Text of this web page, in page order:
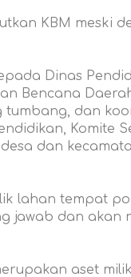
KBM meski
Dinas
Bencana Daerah
tumbang, dan
Komite
dan
lahan tempat
jawab dan akan
aset milik